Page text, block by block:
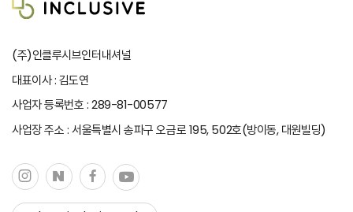
(주)인클루시브인터내셔널
대표이사 : 김도연
사업자 등록번호 : 289-81-00577
사업장 주소 : 서울특별시 송파구 오금로 195, 502호(방이동, 대원빌딩)